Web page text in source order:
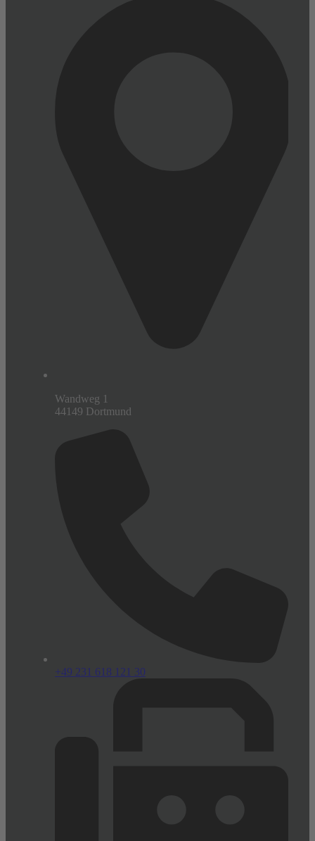
Wandweg 1
44149 Dortmund
+49 231 618 121 30